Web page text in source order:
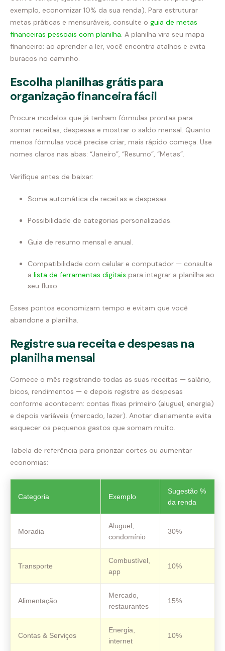
exemplo, economizar 10% da sua renda). Para estruturar
metas práticas e mensuráveis, consulte o guia de metas
financeiras pessoais com planilha. A planilha vira seu mapa
financeiro: ao aprender a ler, você encontra atalhos e evita
buracos no caminho.
Escolha planilhas grátis para
organização financeira fácil
Procure modelos que já tenham fórmulas prontas para
somar receitas, despesas e mostrar o saldo mensal. Quanto
menos fórmulas você precise criar, mais rápido começa. Use
nomes claros nas abas: “Janeiro”, “Resumo”, “Metas”.
Verifique antes de baixar:
Soma automática de receitas e despesas.
Possibilidade de categorias personalizadas.
Guia de resumo mensal e anual.
Compatibilidade com celular e computador — consulte
a lista de ferramentas digitais para integrar a planilha ao
seu fluxo.
Esses pontos economizam tempo e evitam que você
abandone a planilha.
Registre sua receita e despesas na
planilha mensal
Comece o mês registrando todas as suas receitas — salário,
bicos, rendimentos — e depois registre as despesas
conforme acontecem: contas fixas primeiro (aluguel, energia)
e depois variáveis (mercado, lazer). Anotar diariamente evita
esquecer os pequenos gastos que somam muito.
Tabela de referência para priorizar cortes ou aumentar
economias:
Categoria Exemplo
Sugestão %
da renda
Moradia
Aluguel,
condomínio
30%
Transporte
Combustível,
app
10%
Alimentação
Mercado,
restaurantes
15%
Contas & Serviços
Energia,
internet
10%